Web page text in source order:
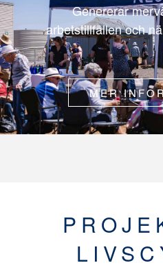
Genererar
arbetstillfällen och
MER